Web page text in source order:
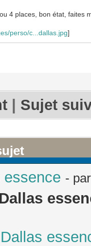
4 places, bon état, faites
perso/c...dallas.jpg]
| Sujet
essence -